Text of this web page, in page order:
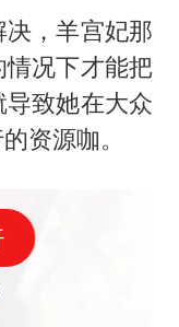
，羊宫妃那
况下才能把
致她在大众
资源咖。